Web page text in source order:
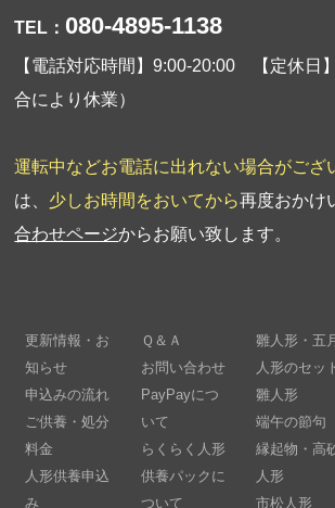
TEL： 080-4895-1138
【電話対応時間】9:00-20:00 【定休日
合により休業）
運転中などお電話に出れない場合がござ
は、 少しお時間をおいてから再度おかけ
合わせページからお願い致します。
更新情報・お
知らせ
申込みの流れ
ご供養・処分
料金
人形供養申込
み
Ｑ＆Ａ
お問い合わせ
PayPayにつ
いて
らくらく人形
供養パックに
ついて
雛人形・五月
人形のセッ
雛人形
端午の節句
縁起物・高
人形
市松人形